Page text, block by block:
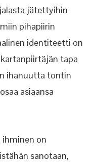
jätettyihin
pihapiirin
identiteetti on
tapa
ihanuutta tontin
asiaansa
on
sanotaan,